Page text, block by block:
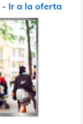
- Ir a la oferta